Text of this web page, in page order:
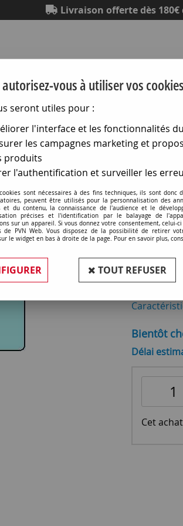
Livraison offerte dès 180€
>Lampes pour l audiovisuel >
R7s
Soyez
89,90
Réf. :
Bientôt
Délai
Cet
vous à utiliser vos
seront utiles pour :
l'interface et les fonctionnalités
les campagnes marketing et
produits
l'authentification et surveiller les
sont nécessaires à des fins techniques, ils sont donc
peuvent être utilisés pour la personnalisation des
et du contenu, la connaissance de l'audience et le
précises et l'identification par le balayage de
sur un appareil. Si vous donnez votre consentement, celui-ci
de PVN Web. Vous disposez de la possibilité de retirer
le widget en bas à droite de la page. Pour en savoir plus,
TOUT REFUSER